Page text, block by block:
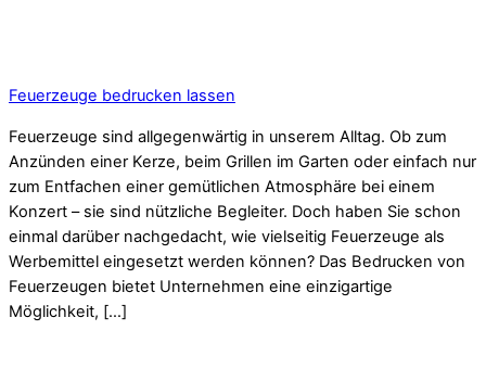
Feuerzeuge bedrucken lassen
Feuerzeuge sind allgegenwärtig in unserem Alltag. Ob zum
Anzünden einer Kerze, beim Grillen im Garten oder einfach nur
zum Entfachen einer gemütlichen Atmosphäre bei einem
Konzert – sie sind nützliche Begleiter. Doch haben Sie schon
einmal darüber nachgedacht, wie vielseitig Feuerzeuge als
Werbemittel eingesetzt werden können? Das Bedrucken von
Feuerzeugen bietet Unternehmen eine einzigartige
Möglichkeit, […]